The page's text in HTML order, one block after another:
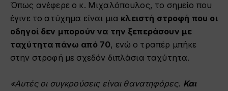
Όπως ανέφερε ο κ. Μιχαλόπουλος, το σημείο που
έγινε το ατύχημα είναι μια κλειστή στροφή που οι
οδηγοί δεν μπορούν να την ξεπεράσουν με
ταχύτητα πάνω από 70, ενώ ο τραπέρ μπήκε
στην στροφή με σχεδόν διπλάσια ταχύτητα.
«Αυτές οι συγκρούσεις είναι θανατηφόρες. Και